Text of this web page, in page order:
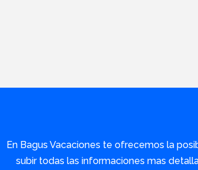
En Bagus Vacaciones te ofrecemos la
subir todas las informaciones mas